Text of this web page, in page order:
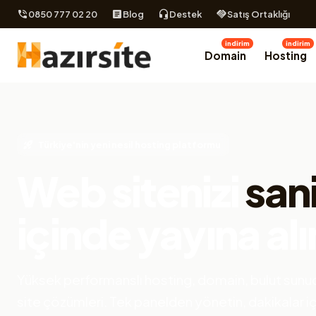
0850 777 02 20 Blog Destek Satış Ortaklığı
Domain
indirim
Hosting
indirim
içinde yayına